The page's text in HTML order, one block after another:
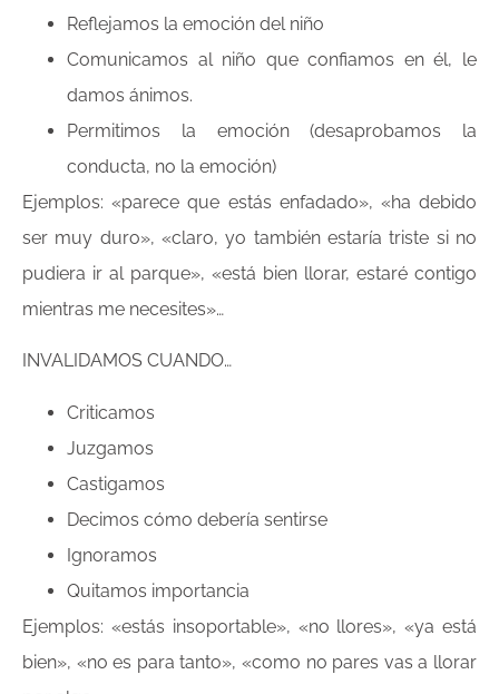
Reflejamos la emoción del niño
Comunicamos al niño que confiamos en él, le
damos ánimos.
Permitimos la emoción (desaprobamos la
conducta, no la emoción)
Ejemplos: «parece que estás enfadado», «ha debido
ser muy duro», «claro, yo también estaría triste si no
pudiera ir al parque», «está bien llorar, estaré contigo
mientras me necesites»…
INVALIDAMOS CUANDO…
Criticamos
Juzgamos
Castigamos
Decimos cómo debería sentirse
Ignoramos
Quitamos importancia
Ejemplos: «estás insoportable», «no llores», «ya está
bien», «no es para tanto», «como no pares vas a llorar